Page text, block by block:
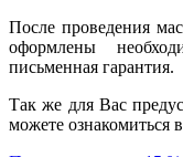
После проведения
оформлены
письменная гарантия.
Так же для Вас
можете ознакомиться